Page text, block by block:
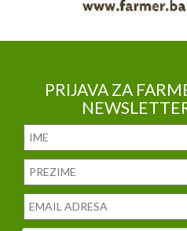
PRIJAVA ZA